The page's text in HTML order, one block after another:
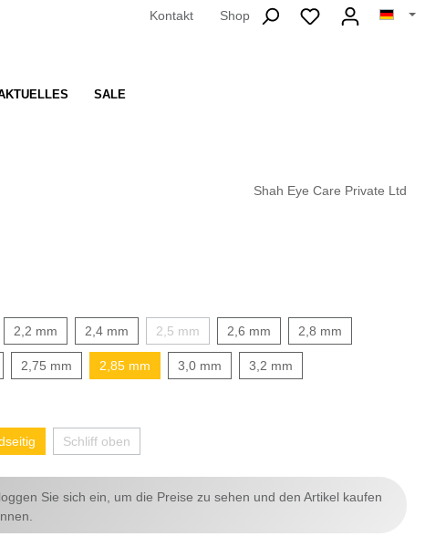
Kontakt Shop
SALE
Shah Eye Care Private Ltd
2,2 mm 2,4 mm 2,5 mm 2,6 mm 2,8 mm
2,75 mm 2,85 mm 3,0 mm 3,2 mm
Schliff oben
Sie sich ein, um die Preise zu sehen und den Artikel kaufen